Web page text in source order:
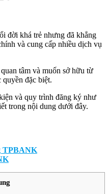
đời khá trẻ nhưng đã khẳng
và cung cấp nhiều dịch vụ
tâm và muốn sở hữu từ
quyền đặc biệt.
và quy trình đăng ký như
trong nội dung dưới đây.
TPBANK